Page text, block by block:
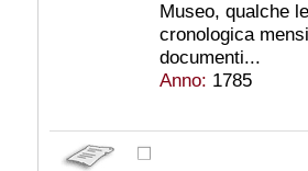
Museo, qualche
cronologica
documenti...
Anno: 1785